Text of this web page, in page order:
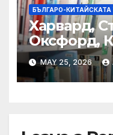
БЪЛГАРО-
Харвард,
Оксфорд,
други: как
на YCIS
MAY 25, 2026